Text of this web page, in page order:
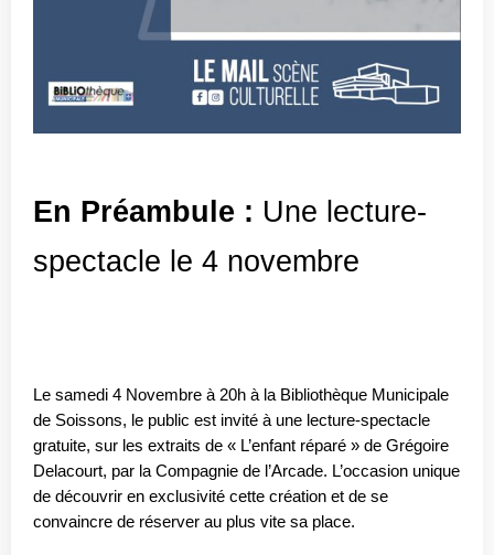
En Préambule : Une lecture-
spectacle le 4 novembre
Le samedi 4 Novembre à 20h à la Bibliothèque Municipale
de Soissons, le public est invité à une lecture-spectacle
gratuite, sur les extraits de « L’enfant réparé » de Grégoire
Delacourt, par la Compagnie de l’Arcade. L’occasion unique
de découvrir en exclusivité cette création et de se
convaincre de réserver au plus vite sa place.